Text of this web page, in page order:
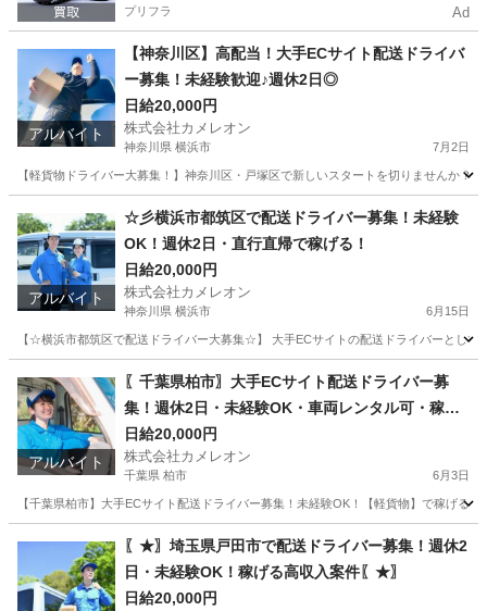
プリフラ Ad
アルバイト
【神奈川区】高配当！大手ECサイト配送ドライバ
ー募集！未経験歓迎♪週休2日◎
日給20,000円
株式会社カメレオン
神奈川県 横浜市 7月2日
【軽貨物ドライバー大募集！】神奈川区・戸塚区で新しいスタートを切りませんか
ドライバー 荷物
アルバイト
☆彡横浜市都筑区で配送ドライバー募集！未経験
OK！週休2日・直行直帰で稼げる！
日給20,000円
株式会社カメレオン
神奈川県 横浜市 6月15日
【☆横浜市都筑区で配送ドライバー大募集☆】 大手ECサイトの配送ドライバーとし
ドライバー 積み込み
アルバイト
〖千葉県柏市〗大手ECサイト配送ドライバー募
集！週休2日・未経験OK・車両レンタル可・稼げ
る！
日給20,000円
株式会社カメレオン
千葉県 柏市 6月3日
【千葉県柏市】大手ECサイト配送ドライバー募集！未経験OK！【軽貨物】で稼げ
ドライバー 積み込み
〖★〗埼玉県戸田市で配送ドライバー募集！週休2
日・未経験OK！稼げる高収入案件〖★〗
日給20,000円